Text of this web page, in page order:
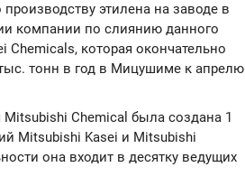
этилена на заводе в
компании по слиянию данного
которая окончательно
тонн в год в Мицушиме к апрелю
Chemical была создана 1
Mitsubishi Kasei и Mitsubishi
она входит в десятку ведущих